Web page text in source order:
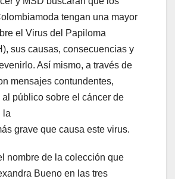
tengan una mayor
el Virus del Papiloma
sus causas, consecuencias y
Así mismo, a través de
mensajes contundentes,
público sobre el cáncer de
la
grave que causa este virus.
nombre de la colección que
Bueno en las tres